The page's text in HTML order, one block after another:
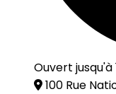
Ouvert jusqu'à
100 Rue